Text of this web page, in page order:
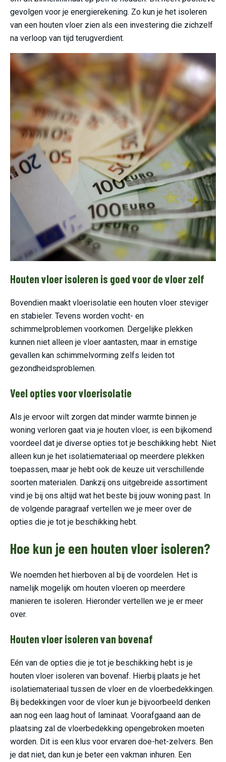
gevolgen voor je energierekening. Zo kun je het isoleren
van een houten vloer zien als een investering die zichzelf
na verloop van tijd terugverdient.
Houten vloer isoleren is goed voor de vloer zelf
Bovendien maakt vloerisolatie een houten vloer steviger
en stabieler. Tevens worden vocht- en
schimmelproblemen voorkomen. Dergelijke plekken
kunnen niet alleen je vloer aantasten, maar in ernstige
gevallen kan schimmelvorming zelfs leiden tot
gezondheidsproblemen.
Veel opties voor vloerisolatie
Als je ervoor wilt zorgen dat minder warmte binnen je
woning verloren gaat via je houten vloer, is een bijkomend
voordeel dat je diverse opties tot je beschikking hebt. Niet
alleen kun je het isolatiemateriaal op meerdere plekken
toepassen, maar je hebt ook de keuze uit verschillende
soorten materialen. Dankzij ons uitgebreide assortiment
vind je bij ons altijd wat het beste bij jouw woning past. In
de volgende paragraaf vertellen we je meer over de
opties die je tot je beschikking hebt.
Hoe kun je een houten vloer isoleren?
We noemden het hierboven al bij de voordelen. Het is
namelijk mogelijk om houten vloeren op meerdere
manieren te isoleren. Hieronder vertellen we je er meer
over.
Houten vloer isoleren van bovenaf
Eén van de opties die je tot je beschikking hebt is je
houten vloer isoleren van bovenaf. Hierbij plaats je het
isolatiemateriaal tussen de vloer en de vloerbedekkingen.
Bij bedekkingen voor de vloer kun je bijvoorbeeld denken
aan nog een laag hout of laminaat. Voorafgaand aan de
plaatsing zal de vloerbedekking opengebroken moeten
worden. Dit is een klus voor ervaren doe-het-zelvers. Ben
je dat niet, dan kun je beter een vakman inhuren. Een